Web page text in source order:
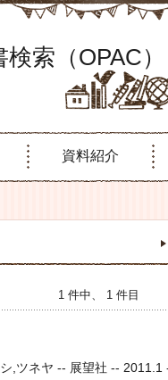
索（OPAC）
資料紹介
1 件中、 1 件目
,ツネヤ -- 展望社 -- 2011.1